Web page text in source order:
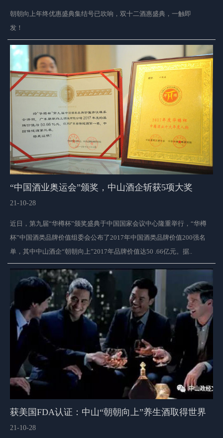
朝朝向上年终优惠盛典集结号已吹响，双十二酒惠盛典，一触即
发！
“中国酒业奥运会”颁奖，中山酒企斩获5项大奖
21-10-28
近日，第九届“华樽杯”颁奖盛典于中国国家会议中心隆重举行，“华樽
杯”中国酒类品牌价值组委会公布了2017年中国酒类品牌价值200强名
单，其中中山酒企“朝朝向上”2017年品牌价值达50 .66亿元。据..
获美国FDA认证：中山“朝朝向上”养生酒取得世界
市场“通行证”
21-10-28